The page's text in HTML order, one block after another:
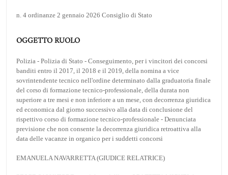
n. 4 ordinanze 2 gennaio 2026 Consiglio di Stato
OGGETTO RUOLO
Polizia - Polizia di Stato - Conseguimento, per i vincitori dei concorsi
banditi entro il 2017, il 2018 e il 2019, della nomina a vice
sovrintendente tecnico nell'ordine determinato dalla graduatoria finale
del corso di formazione tecnico-professionale, della durata non
superiore a tre mesi e non inferiore a un mese, con decorrenza giuridica
ed economica dal giorno successivo alla data di conclusione del
rispettivo corso di formazione tecnico-professionale - Denunciata
previsione che non consente la decorrenza giuridica retroattiva alla
data delle vacanze in organico per i suddetti concorsi
EMANUELA NAVARRETTA (GIUDICE RELATRICE)